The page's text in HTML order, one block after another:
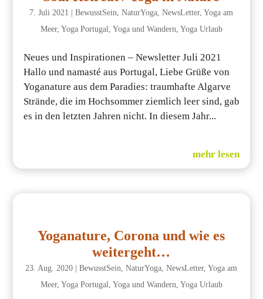
7. Juli 2021 |BewusstSein,NaturYoga,NewsLetter,Yoga am
Meer, Yoga Portugal, Yoga und Wandern, Yoga Urlaub
Neues und Inspirationen – Newsletter Juli 2021
Hallo und namasté aus Portugal, Liebe Grüße von
Yoganature aus dem Paradies: traumhafte Algarve
Strände, die im Hochsommer ziemlich leer sind, gab
es in den letzten Jahren nicht. In diesem Jahr...
mehr lesen
Yoganature, Corona und wie es
weitergeht…
23. Aug. 2020 |BewusstSein,NaturYoga,NewsLetter,Yoga am
Meer, Yoga Portugal, Yoga und Wandern, Yoga Urlaub